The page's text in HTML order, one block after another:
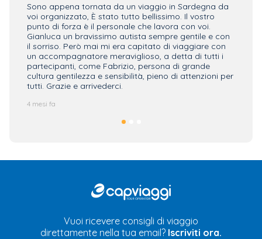
Sono appena tornata da un viaggio in Sardegna da
voi organizzato, È stato tutto bellissimo. Il vostro
punto di forza è il personale che lavora con voi.
Gianluca un bravissimo autista sempre gentile e con
il sorriso. Però mai mi era capitato di viaggiare con
un accompagnatore meraviglioso, a detta di tutti i
partecipanti, come Fabrizio, persona di grande
cultura gentilezza e sensibilità, pieno di attenzioni per
tutti. Grazie e arrivederci.
4 mesi fa
Vuoi ricevere consigli di viaggio
direttamente nella tua email? Iscriviti ora.